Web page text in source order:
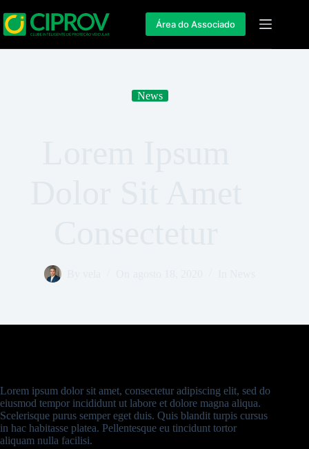
Área do Associado
News
Lorem ipsum dolor sit amet, consectetur adipiscing elit, sed do
eiusmod tempor incididunt ut labore et dolore magna aliqua.
Scelerisque purus semper eget duis. Quis blandit turpis cursus
in hac habitasse platea. Pellentesque eu tincidunt tortor
aliquam nulla facilisi.